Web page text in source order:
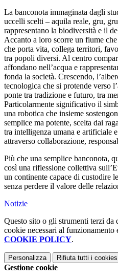
La banconota immaginata dagli
uccelli scelti – aquila reale, gru,
rappresentano la biodiversità e il
Accanto a loro scorre un fiume
che porta vita, collega territori,
tra popoli diversi. Al centro
affondano nell’acqua e
fonda la società. Crescendo,
tecnologica che si protende verso
ponte tra tradizione e futuro, tra
Particolarmente significativo il
una robotica che insieme
semplice ma potente, scelta dai
tra intelligenza umana e artificiale
attraverso collaborazione,
Più che una semplice banconota,
così una riflessione collettiva
un continente capace di custodire
senza perdere il valore delle
Notizie
Questo sito o gli strumenti terzi
cookie necessari al
COOKIE POLICY.
Personalizza Rifiuta tutti i cookies
Gestione cookie